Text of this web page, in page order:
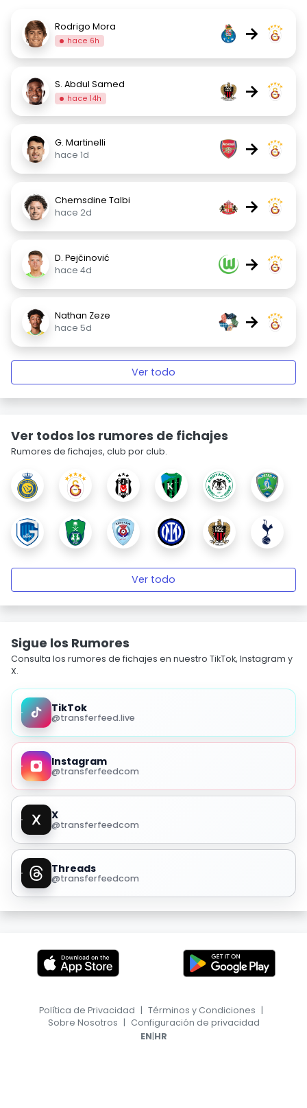
Rodrigo Mora
hace 6h →
S. Abdul Samed
hace 14h →
G. Martinelli
hace 1d
→
Chemsdine Talbi
hace 2d
→
D. Pejčinović
hace 4d
→
Nathan Zeze
hace 5d
→
Ver todo
Ver todos los rumores de fichajes
Rumores de fichajes, club por club.
Ver todo
Sigue los Rumores
Consulta los rumores de fichajes en nuestro TikTok, Instagram y
X.
TikTok
@transferfeed.live
Instagram
@transferfeedcom
X
@transferfeedcom
Threads
@transferfeedcom
Política de Privacidad | Términos y Condiciones |
Sobre Nosotros | Configuración de privacidad
EN|HR